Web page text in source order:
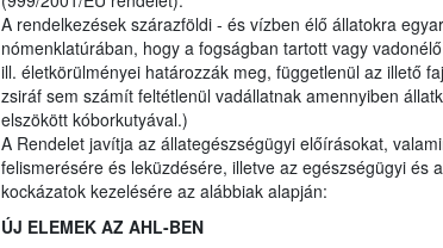
A rendelkezések szárazföldi - és vízben élő állatokra
nómenklatúrában, hogy a fogságban tartott vagy
ill. életkörülményei határozzák meg, függetlenül az illető
zsiráf sem számít feltétlenül vadállatnak amennyiben
elszökött kóborkutyával.)
A Rendelet javítja az állategészségügyi előírásokat,
felismerésére és leküzdésére, illetve az egészségügyi és
kockázatok kezelésére az alábbiak alapján:
ÚJ ELEMEK AZ AHL-BEN